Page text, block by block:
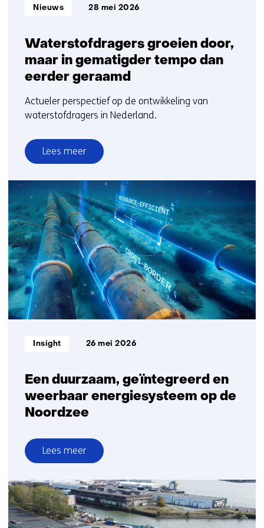
Waterstofdragers groeien door,
maar in gematigder tempo dan
eerder geraamd
Informatietype:
Nieuws 28 mei 2026
Actueler perspectief op de ontwikkeling van
waterstofdragers in Nederland.
Lees meer
over
Waterstofdragers
groeien
door,
maar
in
gematigder
tempo
dan
eerder
geraamd
Een duurzaam, geïntegreerd en
weerbaar energiesysteem op de
Noordzee
Informatietype:
Insight 26 mei 2026
Lees meer
over
Een
duurzaam,
geïntegreerd
en